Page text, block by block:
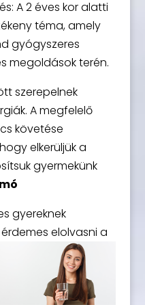
A 2 éves kor alatti
téma, amely
gyógyszeres
megoldások terén.
szerepelnek
A megfelelő
követése
elkerüljük a
gyermekünk
gyereknek
elolvasni a